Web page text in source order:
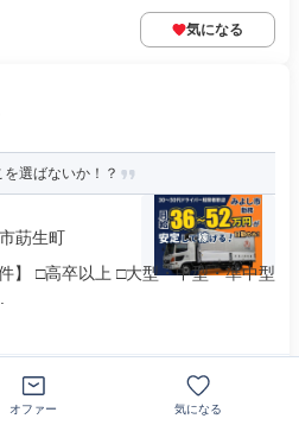
気になる
選ばないか！？
莇生町
】 □高卒以上 □大型・中型・準中型
気になる
オファー 気になる